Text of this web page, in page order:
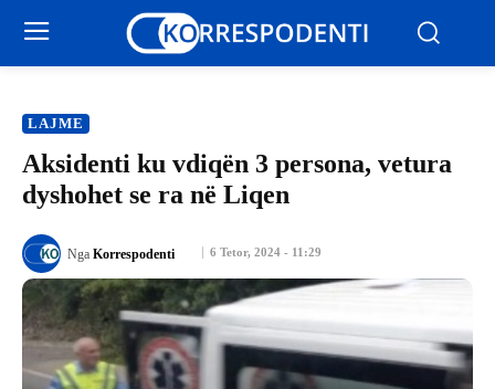
LAJME
Aksidenti ku vdiqën 3 persona, vetura
dyshohet se ra në Liqen
6 Tetor, 2024 - 11:29
Nga Korrespodenti